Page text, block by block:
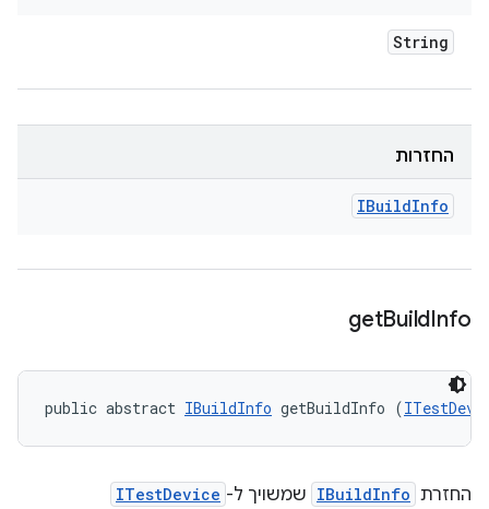
String
החזרות
IBuildInfo
getBuildInfo
public abstract IBuildInfo getBuildInfo (
החזרת IBuildInfo שמשויך ל- ITestDevice